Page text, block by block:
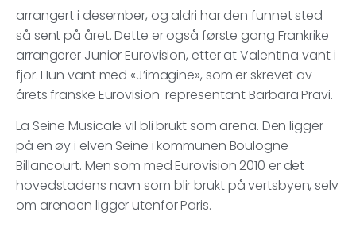
arrangert i desember, og aldri har den funnet sted
så sent på året. Dette er også første gang Frankrike
arrangerer Junior Eurovision, etter at Valentina vant i
fjor. Hun vant med «J’imagine», som er skrevet av
årets franske Eurovision-representant Barbara Pravi.
La Seine Musicale vil bli brukt som arena. Den ligger
på en øy i elven Seine i kommunen Boulogne-
Billancourt. Men som med Eurovision 2010 er det
hovedstadens navn som blir brukt på vertsbyen, selv
om arenaen ligger utenfor Paris.